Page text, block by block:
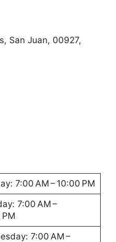
San Juan, 00927,
7:00 AM – 10:00 PM
7:00 AM –
7:00 AM –